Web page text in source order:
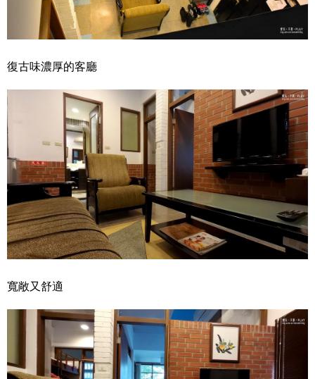
復古味濃厚的客廳
寬敞又舒適